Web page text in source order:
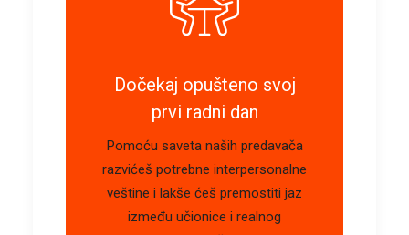
Dočekaj opušteno svoj
prvi radni dan
Pomoću saveta naših predavača
razvićeš potrebne interpersonalne
veštine i lakše ćeš premostiti jaz
između učionice i realnog